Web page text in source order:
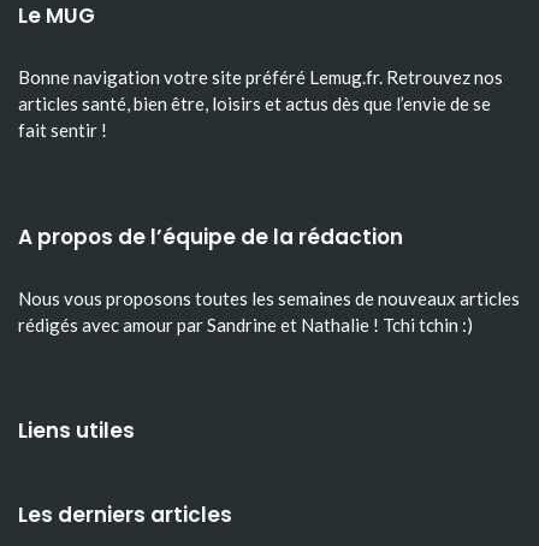
Le MUG
Bonne navigation votre site préféré Lemug.fr. Retrouvez nos
articles santé, bien être, loisirs et actus dès que l’envie de se
fait sentir !
A propos de l’équipe de la rédaction
Nous vous proposons toutes les semaines de nouveaux articles
rédigés avec amour par Sandrine et Nathalie ! Tchi tchin :)
Liens utiles
Les derniers articles